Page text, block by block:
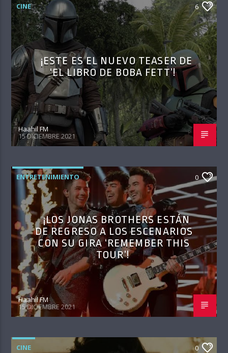
CINE 6
¡ESTE ES EL NUEVO TEASER DE
‘EL LIBRO DE BOBA FETT’!
Haahil FM
15 DICIEMBRE 2021
ENTRETENIMIENTO 0
¡LOS JONAS BROTHERS ESTÁN
DE REGRESO A LOS ESCENARIOS
CON SU GIRA ‘REMEMBER THIS
TOUR’!
Haahil FM
15 DICIEMBRE 2021
CINE 0